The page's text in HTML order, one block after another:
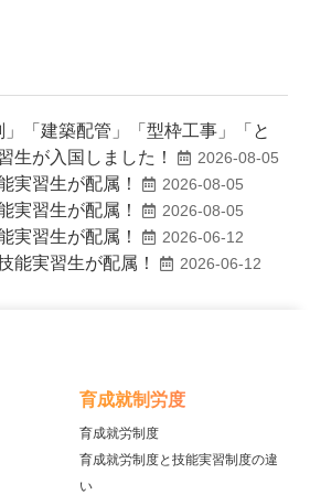
」「建築配管」「型枠工事」「と
生が入国しました！
2026-08-05
実習生が配属！ 2026-08-05
実習生が配属！ 2026-08-05
実習生が配属！ 2026-06-12
能実習生が配属！ 2026-06-12
育成就制労度
育成就労制度
育成就労制度と技能実習制度の違
い